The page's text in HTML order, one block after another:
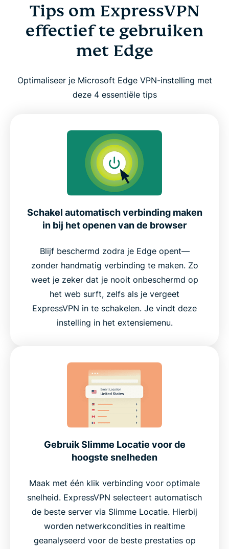
Tips om ExpressVPN
effectief te gebruiken
met Edge
Optimaliseer je Microsoft Edge VPN-instelling met
deze 4 essentiële tips
Schakel automatisch verbinding maken
in bij het openen van de browser
Blijf beschermd zodra je Edge opent—
zonder handmatig verbinding te maken. Zo
weet je zeker dat je nooit onbeschermd op
het web surft, zelfs als je vergeet
ExpressVPN in te schakelen. Je vindt deze
instelling in het extensiemenu.
Gebruik Slimme Locatie voor de
hoogste snelheden
Maak met één klik verbinding voor optimale
snelheid. ExpressVPN selecteert automatisch
de beste server via Slimme Locatie. Hierbij
worden netwerkcondities in realtime
geanalyseerd voor de beste prestaties op